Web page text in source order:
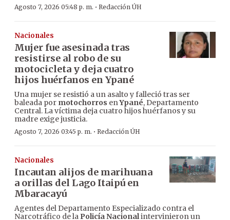
Agosto 7, 2026 05:48 p. m. · Redacción ÚH
Nacionales
Mujer fue asesinada tras
resistirse al robo de su
motocicleta y deja cuatro
hijos huérfanos en Ypané
Una mujer se resistió a un asalto y falleció tras ser
baleada por motochorros enYpané, Departamento
Central. La víctima deja cuatro hijos huérfanos y su
madre exige justicia.
Agosto 7, 2026 03:45 p. m. · Redacción ÚH
Nacionales
Incautan alijos de marihuana
a orillas del Lago Itaipú en
Mbaracayú
Agentes del Departamento Especializado contra el
Narcotráfico de la Policía Nacionalintervinieron un